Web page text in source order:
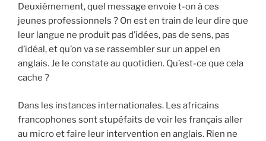
Deuxièmement, quel message envoie t-on à ces
jeunes professionnels ? On est en train de leur dire que
leur langue ne produit pas d’idées, pas de sens, pas
d’idéal, et qu’on va se rassembler sur un appel en
anglais. Je le constate au quotidien. Qu’est-ce que cela
cache ?
Dans les instances internationales. Les africains
francophones sont stupéfaits de voir les français aller
au micro et faire leur intervention en anglais. Rien ne